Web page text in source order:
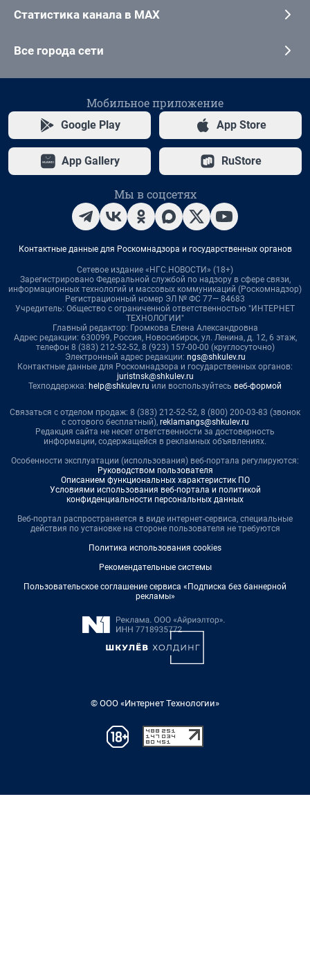
Статистика канала в MAX
Все города сети
Мобильное приложение
Google Play App Store
App Gallery RuStore
Мы в соцсетях
Контактные данные для Роскомнадзора и государственных органов
Сетевое издание «НГС.НОВОСТИ» (18+)
Зарегистрировано Федеральной службой по надзору в сфере связи,
информационных технологий и массовых коммуникаций (Роскомнадзор)
Регистрационный номер ЭЛ № ФС 77— 84683
Учредитель: Общество с ограниченной ответственностью "ИНТЕРНЕТ
ТЕХНОЛОГИИ"
Главный редактор: Громкова Елена Александровна
Адрес редакции: 630099, Россия, Новосибирск, ул. Ленина, д. 12, 6 этаж,
телефон 8 (383) 212-52-52, 8 (923) 157-00-00 (круглосуточно)
Электронный адрес редакции: ngs@shkulev.ru
Контактные данные для Роскомнадзора и государственных органов:
juristnsk@shkulev.ru
Техподдержка: help@shkulev.ru или воспользуйтесь веб-формой
Связаться с отделом продаж: 8 (383) 212-52-52, 8 (800) 200-03-83 (звонок
с сотового бесплатный), reklamangs@shkulev.ru
Редакция сайта не несет ответственности за достоверность
информации, содержащейся в рекламных объявлениях.
Особенности эксплуатации (использования) веб-портала регулируются:
Руководством пользователя
Описанием функциональных характеристик ПО
Условиями использования веб-портала и политикой
конфиденциальности персональных данных
Веб-портал распространяется в виде интернет-сервиса, специальные
действия по установке на стороне пользователя не требуются
Политика использования cookies
Рекомендательные системы
Пользовательское соглашение сервиса «Подписка без баннерной
рекламы»
© ООО «Интернет Технологии»